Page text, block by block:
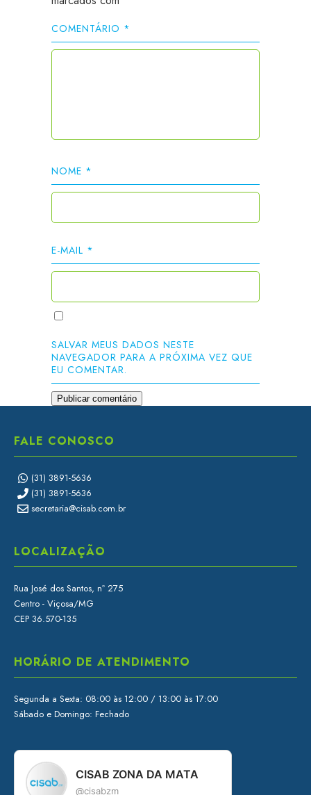
COMENTÁRIO *
NOME *
E-MAIL *
SALVAR MEUS DADOS NESTE
NAVEGADOR PARA A PRÓXIMA VEZ QUE
EU COMENTAR.
FALE CONOSCO
(31) 3891-5636
(31) 3891-5636
secretaria@cisab.com.br
LOCALIZAÇÃO
Rua José dos Santos, nº 275
Centro - Viçosa/MG
CEP 36.570-135
HORÁRIO DE ATENDIMENTO
Segunda a Sexta: 08:00 às 12:00 / 13:00 às 17:00
Sábado e Domingo: Fechado
CISAB ZONA DA MATA
@cisabzm